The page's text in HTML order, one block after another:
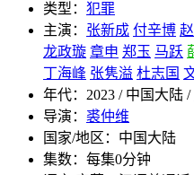
类型： 犯罪
主演： 张新成 付辛博
龙政璇 章申 郑玉 马跃
丁海峰 张隽溢 杜志国
年代： 2023 / 中国大陆 /
导演： 裘仲维
国家/地区： 中国大陆
集数： 每集0分钟